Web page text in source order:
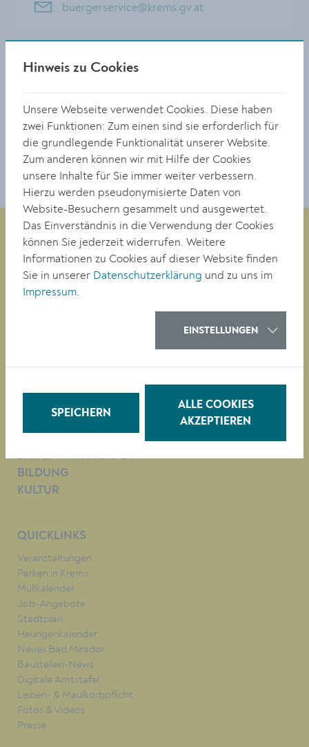
buergerservice@krems.gv.at
Meldezettel
Meldezettel - english support
Magistrat der Stadt Krems
A-3500 Krems
BAUEN/WIRTSCHAFT
BILDUNG
KULTUR
QUICKLINKS
Veranstaltungen
Parken in Krems
Müllkalender
Job-Angebote
Stadtplan
Heurigenkalender
Neues Bad Mirador
Baustellen-News
Digitale Amtstafel
Leinen- & Maulkorbpflicht
Fotos & Videos
Presse
Hinweis zu Cookies
Unsere Webseite verwendet Cookies. Diese haben
zwei Funktionen: Zum einen sind sie erforderlich für
die grundlegende Funktionalität unserer Website.
Zum anderen können wir mit Hilfe der Cookies
unsere Inhalte für Sie immer weiter verbessern.
Hierzu werden pseudonymisierte Daten von
Website-Besuchern gesammelt und ausgewertet.
Das Einverständnis in die Verwendung der Cookies
können Sie jederzeit widerrufen. Weitere
Informationen zu Cookies auf dieser Website finden
Sie in unserer Datenschutzerklärung und zu uns im
Impressum.
EINSTELLUNGEN
SPEICHERN
ALLE COOKIES
AKZEPTIEREN